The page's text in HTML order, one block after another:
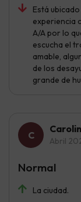
Está
experiencia
A/A por lo
escucha el
amable,
de los
grande de
Abril
La ciudad.
Normal